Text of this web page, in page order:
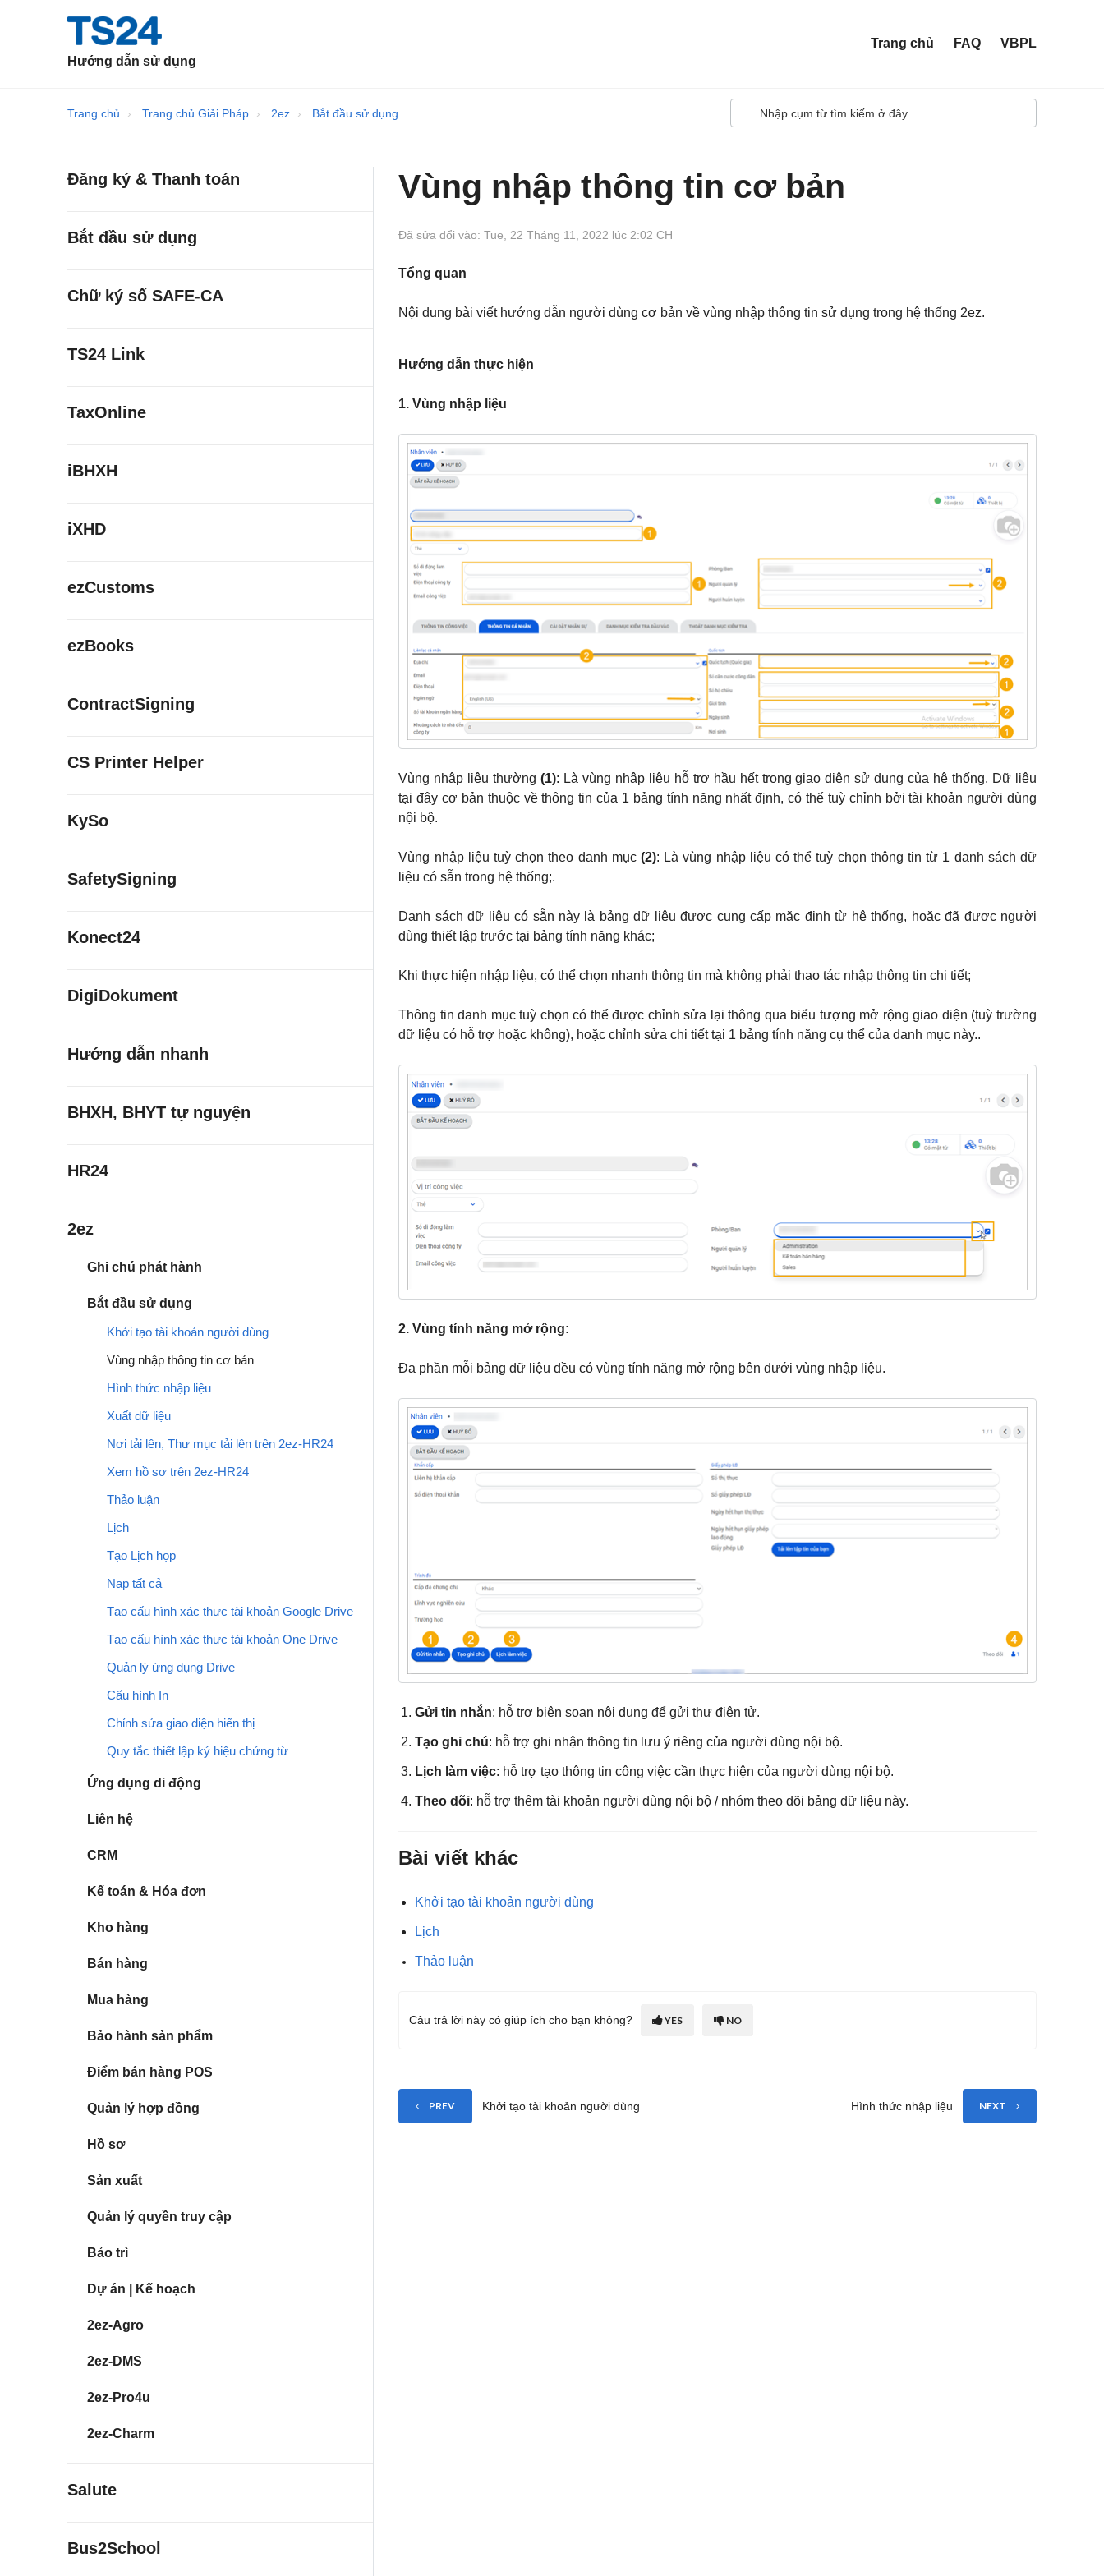
Hướng dẫn sử dụng
Trang chủ FAQ VBPL
Trang chủ Trang chủ Giải Pháp 2ez Bắt đầu sử dụng
Đăng ký & Thanh toán
Bắt đầu sử dụng
Chữ ký số SAFE-CA
TS24 Link
TaxOnline
iBHXH
iXHD
ezCustoms
ezBooks
ContractSigning
CS Printer Helper
KySo
SafetySigning
Konect24
DigiDokument
Hướng dẫn nhanh
BHXH, BHYT tự nguyện
HR24
2ez
Ghi chú phát hành
Bắt đầu sử dụng
Khởi tạo tài khoản người dùng
Vùng nhập thông tin cơ bản
Hình thức nhập liệu
Xuất dữ liệu
Nơi tải lên, Thư mục tải lên trên 2ez-HR24
Xem hồ sơ trên 2ez-HR24
Thảo luận
Lịch
Tạo Lịch họp
Nạp tất cả
Tạo cấu hình xác thực tài khoản Google Drive
Tạo cấu hình xác thực tài khoản One Drive
Quản lý ứng dụng Drive
Cấu hình In
Chỉnh sửa giao diện hiển thị
Quy tắc thiết lập ký hiệu chứng từ
Ứng dụng di động
Liên hệ
CRM
Kế toán & Hóa đơn
Kho hàng
Bán hàng
Mua hàng
Bảo hành sản phẩm
Điểm bán hàng POS
Quản lý hợp đồng
Hồ sơ
Sản xuất
Quản lý quyền truy cập
Bảo trì
Dự án | Kế hoạch
2ez-Agro
2ez-DMS
2ez-Pro4u
2ez-Charm
Salute
Bus2School
Vùng nhập thông tin cơ bản
Đã sửa đổi vào: Tue, 22 Tháng 11, 2022 lúc 2:02 CH
Tổng quan
Nội dung bài viết hướng dẫn người dùng cơ bản về vùng nhập thông tin sử dụng trong hệ thống 2ez.
Hướng dẫn thực hiện
1. Vùng nhập liệu
Vùng nhập liệu thường(1): Là vùng nhập liệu hỗ trợ hầu hết trong giao diện sử dụng của hệ thống. Dữ liệu
tại đây cơ bản thuộc về thông tin của 1 bảng tính năng nhất định, có thể tuỳ chỉnh bởi tài khoản người dùng
nội bộ.
Vùng nhập liệu tuỳ chọn theo danh mục (2): Là vùng nhập liệu có thể tuỳ chọn thông tin từ 1 danh sách dữ
liệu có sẵn trong hệ thống;.
Danh sách dữ liệu có sẵn này là bảng dữ liệu được cung cấp mặc định từ hệ thống, hoặc đã được người
dùng thiết lập trước tại bảng tính năng khác;
Khi thực hiện nhập liệu, có thể chọn nhanh thông tin mà không phải thao tác nhập thông tin chi tiết;
Thông tin danh mục tuỳ chọn có thể được chỉnh sửa lại thông qua biểu tượng mở rộng giao diện (tuỳ trường
dữ liệu có hỗ trợ hoặc không), hoặc chỉnh sửa chi tiết tại 1 bảng tính năng cụ thể của danh mục này..
2. Vùng tính năng mở rộng:
Đa phần mỗi bảng dữ liệu đều có vùng tính năng mở rộng bên dưới vùng nhập liệu.
Gửi tin nhắn: hỗ trợ biên soạn nội dung để gửi thư điện tử.
Tạo ghi chú: hỗ trợ ghi nhận thông tin lưu ý riêng của người dùng nội bộ.
Lịch làm việc: hỗ trợ tạo thông tin công việc cần thực hiện của người dùng nội bộ.
Theo dõi: hỗ trợ thêm tài khoản người dùng nội bộ / nhóm theo dõi bảng dữ liệu này.
Bài viết khác
Khởi tạo tài khoản người dùng
Lịch
Thảo luận
Câu trả lời này có giúp ích cho bạn không? YES NO
PREV Khởi tạo tài khoản người dùng Hình thức nhập liệu NEXT